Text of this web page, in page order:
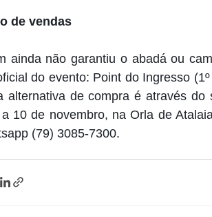
de vendas
ainda não garantiu o abadá ou
do evento: Point do Ingresso
alternativa de compra é através
10 de novembro, na Orla de
(79) 3085-7300.